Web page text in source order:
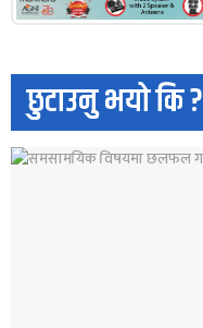
छुटाउनु भयो कि ?